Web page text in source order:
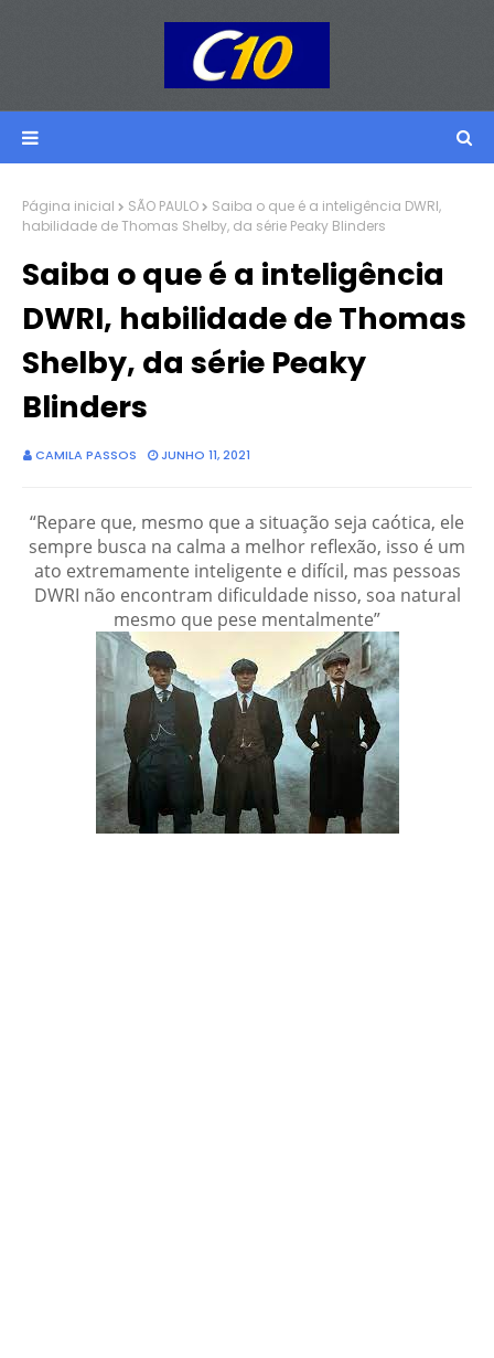
Página inicial SÃO PAULO
Saiba o que é a inteligência DWRI,
habilidade de Thomas Shelby, da série Peaky Blinders
Saiba o que é a inteligência
DWRI, habilidade de Thomas
Shelby, da série Peaky
Blinders
CAMILA PASSOS JUNHO 11, 2021
“Repare que, mesmo que a situação seja caótica, ele
sempre busca na calma a melhor reflexão, isso é um
ato extremamente inteligente e difícil, mas pessoas
DWRI não encontram dificuldade nisso, soa natural
mesmo que pese mentalmente”